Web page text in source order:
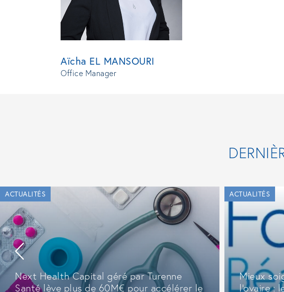
Aïcha EL MANSOURI
Office Manager
ACTUALITÉS
Next Health Capital géré par Turenne
Santé lève plus de 60M€ pour accélérer le
ACTUALITÉS
Mieux
l'ovaire :